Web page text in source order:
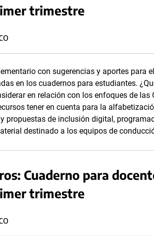
trimestre
con sugerencias y aportes para
en los cuadernos para estudiantes.
en relación con los enfoques de las
tener en cuenta para la
propuestas de inclusión digital,
destinado a los equipos de
Cuaderno para
trimestre